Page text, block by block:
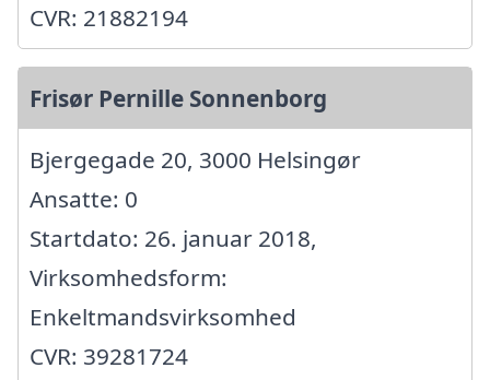
CVR: 21882194
Frisør Pernille Sonnenborg
Bjergegade 20, 3000 Helsingør
Ansatte: 0
Startdato: 26. januar 2018,
Virksomhedsform:
Enkeltmandsvirksomhed
CVR: 39281724